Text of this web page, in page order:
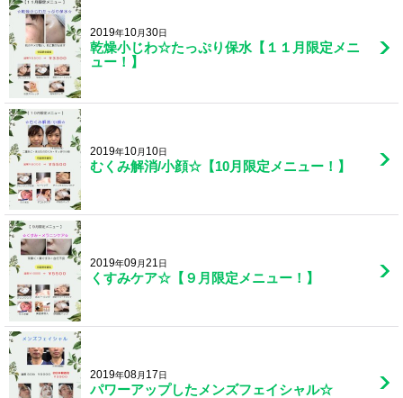
2019年10月30日
乾燥小じわ☆たっぷり保水【１１月限定メニ
ュー！】
2019年10月 10日
むくみ解消/小顔☆【10月限定メニュー！】
2019年09月21日
くすみケア☆【９月限定メニュー！】
2019年08月 17日
パワーアップしたメンズフェイシャル☆